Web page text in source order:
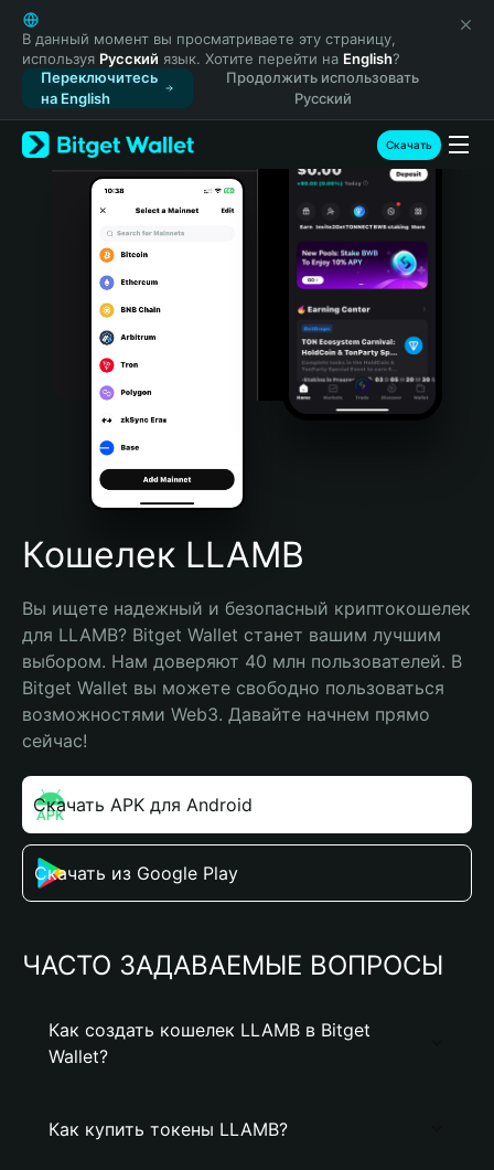
English
日本語
Tiếng Việt
Русский
Español (Latinoamérica)
Türkçe
Italiano
Português (Portugal)
Bahasa Indonesia
Português (Brasil)
Español (Argentina)
В данный момент вы просматриваете эту страницу,
используя Русский язык. Хотите перейти на English?
Переключитесь
на English
Продолжить использовать
Русский
Скачать
Кошелек LLAMB
Вы ищете надежный и безопасный криптокошелек
для LLAMB? Bitget Wallet станет вашим лучшим
выбором. Нам доверяют 40 млн пользователей. В
Bitget Wallet вы можете свободно пользоваться
возможностями Web3. Давайте начнем прямо
сейчас!
Скачать APK для Android
Скачать из Google Play
ЧАСТО ЗАДАВАЕМЫЕ ВОПРОСЫ
Как создать кошелек LLAMB в Bitget
Wallet?
Как купить токены LLAMB?